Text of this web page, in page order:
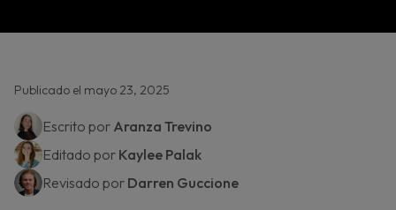
Publicado el mayo 23, 2025
Escrito por Aranza Trevino
Editado por Kaylee Palak
Revisado por Darren Guccione